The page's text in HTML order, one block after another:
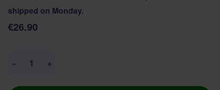
shipped on Monday.
€26.90
− +